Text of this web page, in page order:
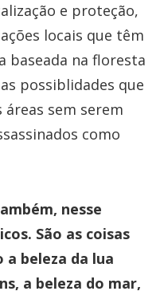
e proteção,
locais que têm
baseada na floresta
possiblidades que
sem serem
como
nesse
São as coisas
beleza da lua
a beleza do mar,